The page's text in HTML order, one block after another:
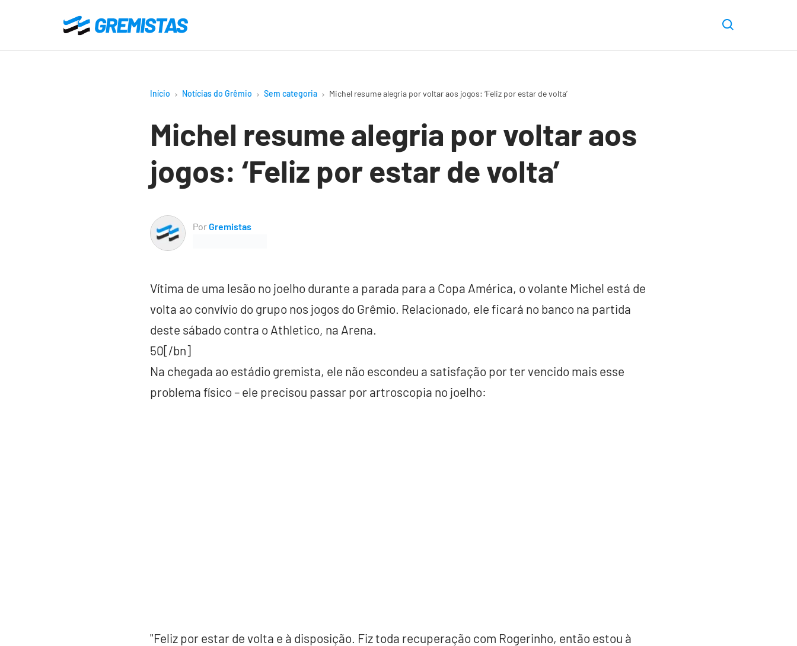
o
Gremistas
Início Notícias do Grêmio Sem categoria Michel resume alegria por voltar aos jogos: ‘Feliz por estar de volta’
Michel resume alegria por voltar aos
jogos: ‘Feliz por estar de volta’
PorGremistas
Vítima de uma lesão no joelho durante a parada para a Copa América, o volante Michel está de
volta ao convívio do grupo nos jogos do Grêmio. Relacionado, ele ficará no banco na partida
deste sábado contra o Athletico, na Arena.
50[/bn]
Na chegada ao estádio gremista, ele não escondeu a satisfação por ter vencido mais esse
problema físico – ele precisou passar por artroscopia no joelho:
"Feliz por estar de volta e à disposição. Fiz toda recuperação com Rogerinho, então estou à